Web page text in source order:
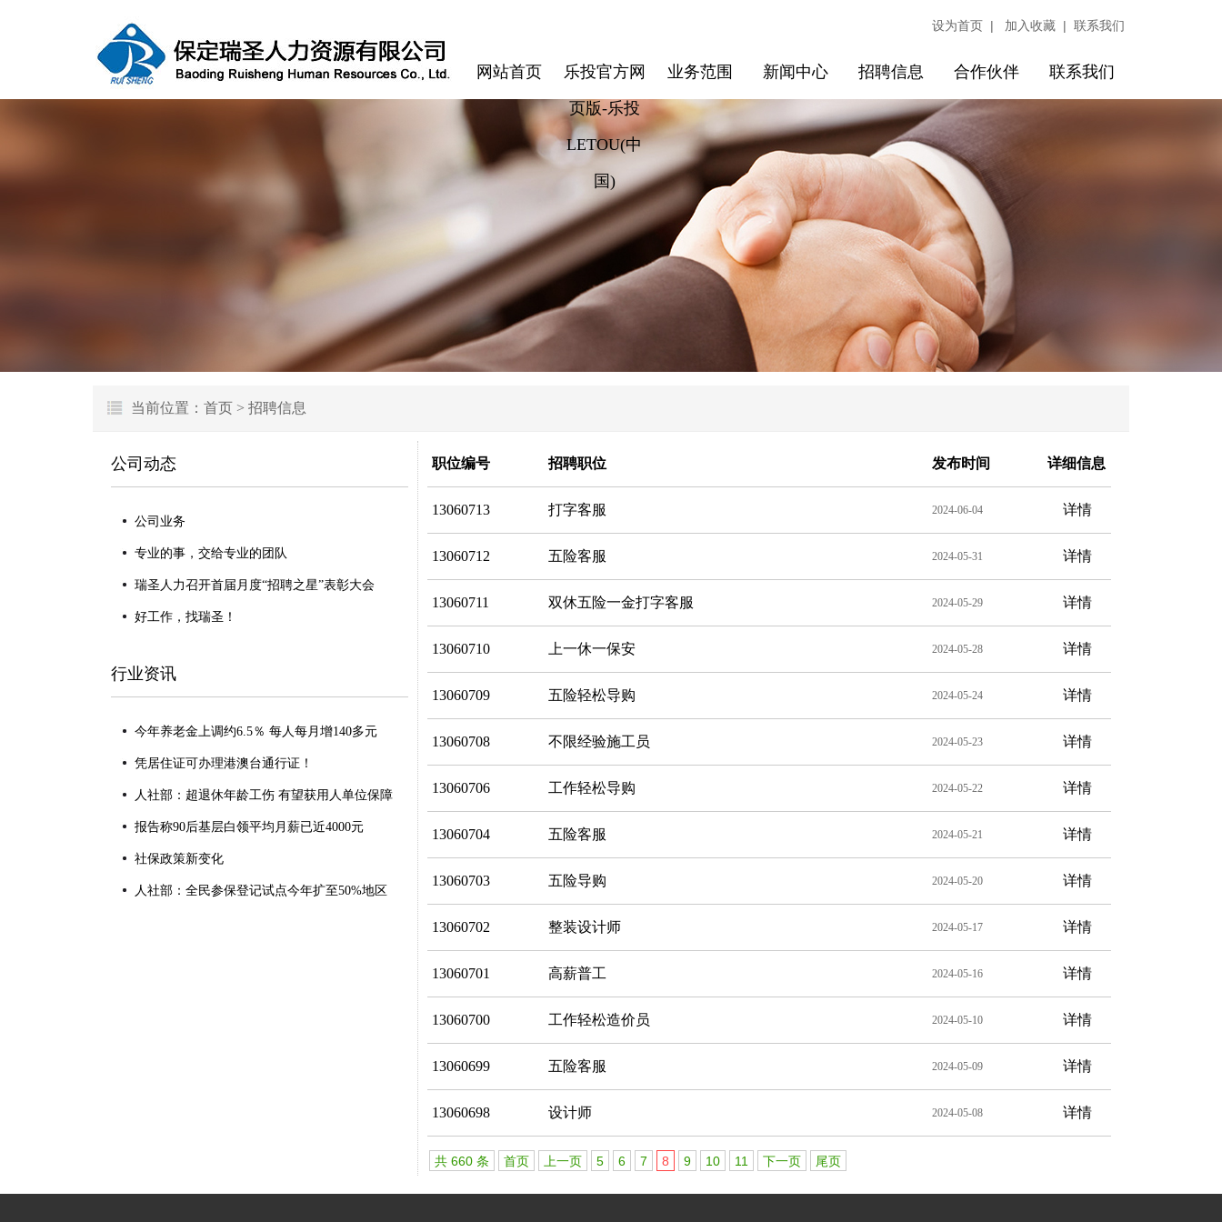
设为首页 | 加入收藏 | 联系我们
网站首页
乐投官方网
页版-乐投
LETOU(中
国)
业务范围 新闻中心 招聘信息 合作伙伴 联系我们
当前位置： 首页 > 招聘信息
公司动态
公司业务
专业的事，交给专业的团队
瑞圣人力召开首届月度“招聘之星”表彰大会
好工作，找瑞圣！
行业资讯
今年养老金上调约6.5％ 每人每月增140多元
凭居住证可办理港澳台通行证！
人社部：超退休年龄工伤 有望获用人单位保障
报告称90后基层白领平均月薪已近4000元
社保政策新变化
人社部：全民参保登记试点今年扩至50%地区
职位编号 招聘职位 发布时间 详细信息
13060713 打字客服 2024-06-04 详情
13060712 五险客服 2024-05-31 详情
13060711 双休五险一金打字客服 2024-05-29 详情
13060710 上一休一保安 2024-05-28 详情
13060709 五险轻松导购 2024-05-24 详情
13060708 不限经验施工员 2024-05-23 详情
13060706 工作轻松导购 2024-05-22 详情
13060704 五险客服 2024-05-21 详情
13060703 五险导购 2024-05-20 详情
13060702 整装设计师 2024-05-17 详情
13060701 高薪普工 2024-05-16 详情
13060700 工作轻松造价员 2024-05-10 详情
13060699 五险客服 2024-05-09 详情
13060698 设计师 2024-05-08 详情
共 660 条 首页 上一页 5 6 7 8 9 10 11 下一页 尾页